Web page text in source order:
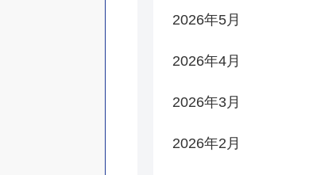
2026年5月
2026年4月
2026年3月
2026年2月